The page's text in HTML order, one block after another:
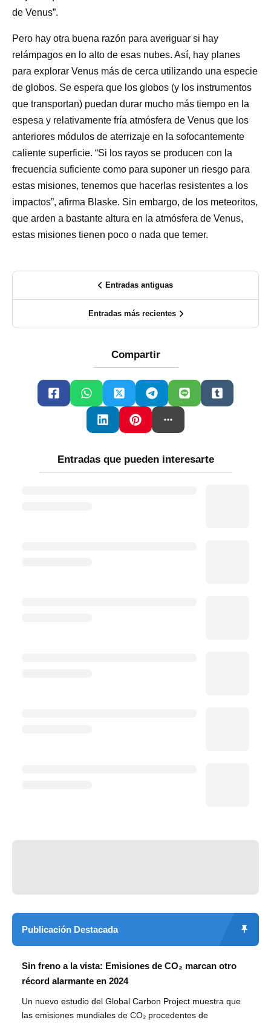
de Venus”.
Pero hay otra buena razón para averiguar si hay
relámpagos en lo alto de esas nubes. Así, hay planes
para explorar Venus más de cerca utilizando una especie
de globos. Se espera que los globos (y los instrumentos
que transportan) puedan durar mucho más tiempo en la
espesa y relativamente fría atmósfera de Venus que los
anteriores módulos de aterrizaje en la sofocantemente
caliente superficie. “Si los rayos se producen con la
frecuencia suficiente como para suponer un riesgo para
estas misiones, tenemos que hacerlas resistentes a los
impactos”, afirma Blaske. Sin embargo, de los meteoritos,
que arden a bastante altura en la atmósfera de Venus,
estas misiones tienen poco o nada que temer.
Entradas antiguas
Entradas más recientes
Compartir
Entradas que pueden interesarte
Publicación Destacada
Sin freno a la vista: Emisiones de CO₂ marcan otro
récord alarmante en 2024
Un nuevo estudio del Global Carbon Project muestra que
las emisiones mundiales de CO₂ procedentes de